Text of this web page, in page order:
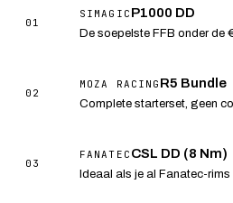
01
SIMAGIC P1000 DD
De soepelste FFB onder de
02
MOZA RACING R5 Bundle
Complete starterset, geen
03
FANATEC CSL DD (8 Nm)
Ideaal als je al Fanatec-rims